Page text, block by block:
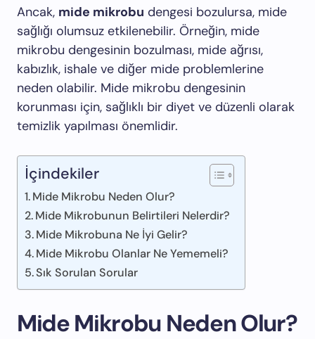
Ancak, mide mikrobu dengesi bozulursa, mide
sağlığı olumsuz etkilenebilir. Örneğin, mide
mikrobu dengesinin bozulması, mide ağrısı,
kabızlık, ishale ve diğer mide problemlerine
neden olabilir. Mide mikrobu dengesinin
korunması için, sağlıklı bir diyet ve düzenli olarak
temizlik yapılması önemlidir.
İçindekiler
Mide Mikrobu Neden Olur?
Mide Mikrobunun Belirtileri Nelerdir?
Mide Mikrobuna Ne İyi Gelir?
Mide Mikrobu Olanlar Ne Yememeli?
Sık Sorulan Sorular
Mide Mikrobu Neden Olur?